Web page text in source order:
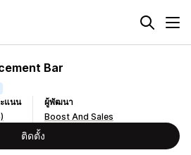
Bar
แนน
ผู้พัฒนา
Boost And Sales
ติดตั้ง